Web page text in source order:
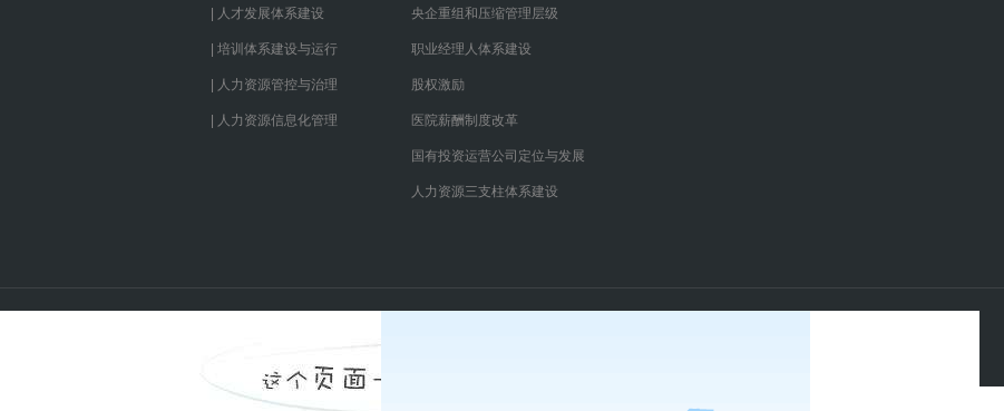
| 人才发展体系建设
| 培训体系建设与运行
| 人力资源管控与治理
| 人力资源信息化管理
央企重组和压缩管理层级
职业经理人体系建设
股权激励
医院薪酬制度改革
国有投资运营公司定位与发展
人力资源三支柱体系建设